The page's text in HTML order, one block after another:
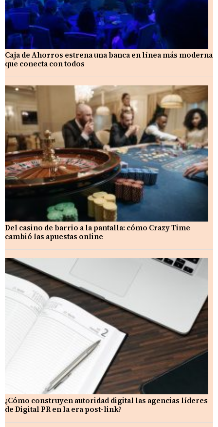
Caja de Ahorros estrena una banca en línea más moderna
que conecta con todos
Del casino de barrio a la pantalla: cómo Crazy Time
cambió las apuestas online
¿Cómo construyen autoridad digital las agencias líderes
de Digital PR en la era post-link?